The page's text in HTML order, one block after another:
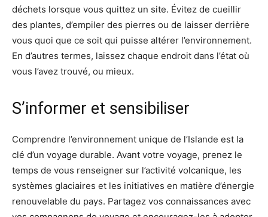
déchets lorsque vous quittez un site. Évitez de cueillir
des plantes, d’empiler des pierres ou de laisser derrière
vous quoi que ce soit qui puisse altérer l’environnement.
En d’autres termes, laissez chaque endroit dans l’état où
vous l’avez trouvé, ou mieux.
S’informer et sensibiliser
Comprendre l’environnement unique de l’Islande est la
clé d’un voyage durable. Avant votre voyage, prenez le
temps de vous renseigner sur l’activité volcanique, les
systèmes glaciaires et les initiatives en matière d’énergie
renouvelable du pays. Partagez vos connaissances avec